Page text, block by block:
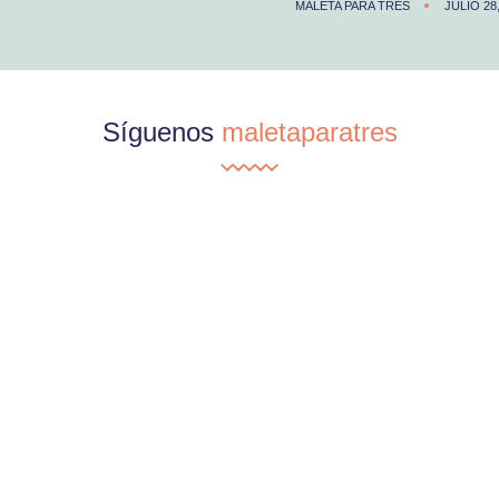
MALETA PARA TRES JULIO
Síguenos maletaparatres